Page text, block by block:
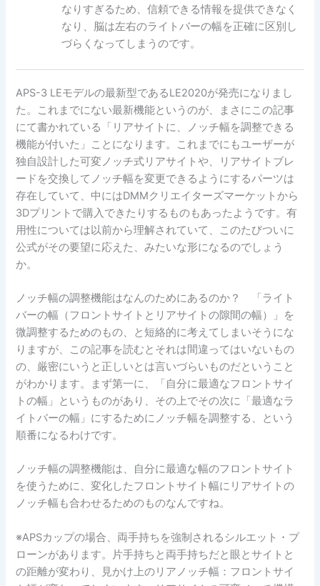
なりすぎるため、信頼できる情報を提供できなく
なり、脳は左右のライトバーの幅を正確に区別し
づらくなってしまうのです。
APS-3 LEモデルの最新型であるLE2020が発売になりまし
た。これまでにない最新機能というのが、まさにこの記事
にて書かれている「リアサイトに、ノッチ幅を調整できる
機能が付いた」ことになります。これまでにもユーザーが
独自設計した可変ノッチ式リアサイトや、リアサイトブレ
ードを交換してノッチ幅を変更できるようにするパーツは
存在していて、中にはDMMクリエイターズマーケットから
3Dプリントで購入できたりするものもあったようです。有
用性については以前から理解されていて、このたびついに
公式がその要望に応えた、みたいな形になるのでしょう
か。
ノッチ幅の調整機能はなんのためにあるのか？ 「ライト
バーの幅（フロントサイトとリアサイトの隙間の幅）」を
微調整するためのもの、と短絡的に考えてしまいそうにな
りますが、この記事を読むとそれは間違ってはいないもの
の、厳密にいうと正しいとは言いづらいものだということ
がわかります。まず第一に、「自分に最適なフロントサイ
トの幅」というものがあり、その上でその次に「最適なラ
イトバーの幅」にするためにノッチ幅を調整する、という
順番になるわけです。
ノッチ幅の調整機能は、自分に最適な幅のフロントサイト
を使うために、変化したフロントサイト幅にリアサイトの
ノッチ幅も合わせるためのものなんですね。
※APSカップの場合、両手持ちを強制されるシルエット・プ
ローンがあります。片手持ちと両手持ちだと眼とサイトと
の距離が変わり、見かけ上のリアノッチ幅：フロントサイ